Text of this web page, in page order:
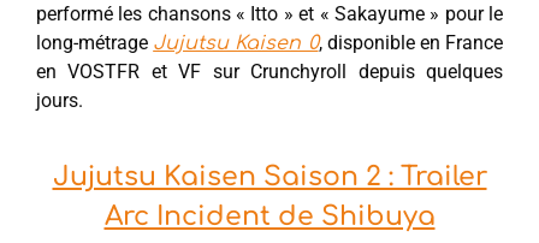
performé les chansons « Itto » et « Sakayume » pour le
long-métrage Jujutsu Kaisen 0, disponible en France
en VOSTFR et VF sur Crunchyroll depuis quelques
jours.
Jujutsu Kaisen Saison 2 : Trailer
Arc Incident de Shibuya